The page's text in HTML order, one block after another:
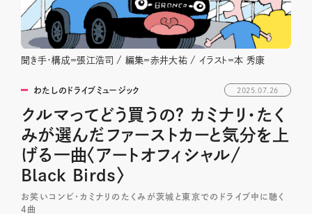
聞き手・構成＝張江浩司 / 編集＝赤井大祐 / イラスト＝本 秀康
わたしのドライブミュージック 2025.07.26
クルマってどう買うの？ カミナリ・たく
みが選んだファーストカーと気分を上
げる一曲〈アートオフィシャル/
Black Birds〉
お笑いコンビ・カミナリのたくみが茨城と東京でのドライブ中に聴く
4曲